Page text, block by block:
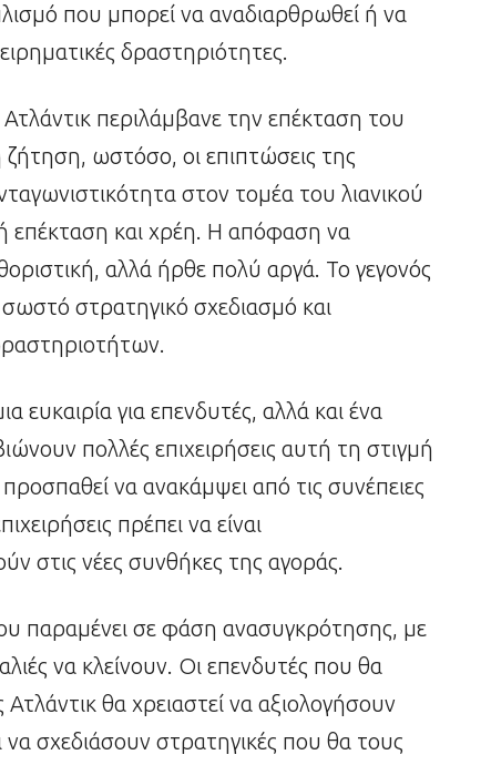
που μπορεί να αναδιαρθρωθεί ή να
δραστηριότητες.
περιλάμβανε την επέκταση του
ωστόσο, οι επιπτώσεις της
στον τομέα του λιανικού
επέκταση και χρέη. Η απόφαση να
αλλά ήρθε πολύ αργά. Το γεγονός
στρατηγικό σχεδιασμό και
ευκαιρία για επενδυτές, αλλά και ένα
πολλές επιχειρήσεις αυτή τη στιγμή
να ανακάμψει από τις συνέπειες
πρέπει να είναι
στις νέες συνθήκες της αγοράς.
παραμένει σε φάση ανασυγκρότησης, με
να κλείνουν. Οι επενδυτές που θα
θα χρειαστεί να αξιολογήσουν
να σχεδιάσουν στρατηγικές που θα τους